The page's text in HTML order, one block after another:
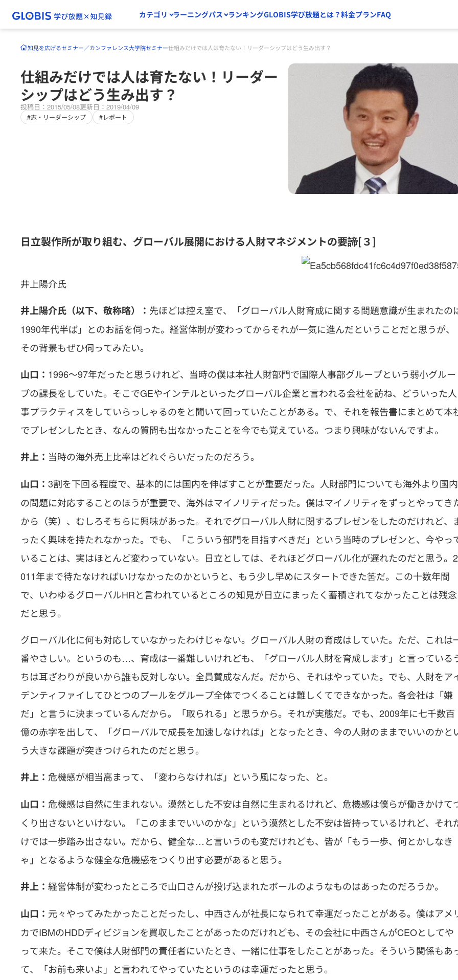
カテゴリ ラーニングパス ランキングGLOBIS学び放題とは？料金プランFAQ
知見を広げるセミナー／カンファレンス大学院セミナー仕組みだけでは人は育たない！リーダーシップはどう生み出す？
仕組みだけでは人は育たない！リーダー
シップはどう生み出す？
投稿日：2015/05/08更新日：2019/04/09
#志・リーダーシップ #レポート
日立製作所が取り組む、グローバル展開における人財マネジメントの要諦[３]
井上陽介氏
井上陽介氏（以下、敬称略）： 先ほどは控え室で、「グローバル人財育成に関する問題意識が生まれたの
1990年代半ば」とのお話を伺った。経営体制が変わってからそれが一気に進んだということだと思うが、
その背景もぜひ伺ってみたい。
山口： 1996～97年だったと思うけれど、当時の僕は本社人財部門で国際人事部グループという弱小グルー
プの課長をしていた。そこでGEやインテルといったグローバル企業と言われる会社を訪ね、どういった人
事プラクティスをしていらっしゃるのをと聞いて回っていたことがある。で、それを報告書にまとめて本
でプレゼンしたとき、なんの質問も出なかったことを今でも覚えている。つまり興味がないんですよ。
井上： 当時の海外売上比率はどれぐらいだったのだろう。
山口： 3割を下回る程度で、基本的には国内を伸ばすことが重要だった。人財部門についても海外より国内
の問題に対応することのほうが重要で、海外はマイノリティだった。僕はマイノリティをずっとやってき
から（笑）、むしろそちらに興味があった。それでグローバル人財に関するプレゼンをしたのだけれど、
ったく興味を持たれなかった。でも、「こういう部門を目指すべきだ」という当時のプレゼンと、今やっ
いることは、実はほとんど変わっていない。日立としては、それほどグローバル化が遅れたのだと思う。2
011年まで待たなければいけなかったのかというと、もう少し早めにスタートできた筈だ。この十数年間
で、いわゆるグローバルHRと言われているところの知見が日立にまったく蓄積されてなかったことは残念
だと思う。
グローバル化に何も対応していなかったわけじゃない。グローバル人財の育成はしていた。ただ、これは
番やさしい。というのも…、育成は一番難しいけれども、「グローバル人財を育成します」と言っている
ちは耳ざわりが良いから誰も反対しない。全員賛成なんだ。だから、それはやっていた。でも、人財をア
デンティファイしてひとつのプールをグループ全体でつくることは難しくてできなかった。各会社は「嫌
だ」と言うに決まっているんだから。「取られる」と思うから。それが実態だ。でも、2009年に七千数百
億の赤字を出して、「グローバルで成長を加速しなければ」となったとき、今の人財のままでいいのかと
う大きな課題が突きつけられたのだと思う。
井上： 危機感が相当高まって、「変わらなければ」という風になった、と。
山口： 危機感は自然に生まれない。漠然とした不安は自然に生まれるけれど、危機感は僕らが働きかけて
くり出さないといけない。「このままでいいのかな」という漠然とした不安は皆持っているけれど、それ
けでは一歩踏み出さない。だから、健全な…と言いうのも変だけれども、皆が「もう一歩、何とかしなき
ゃ」となるような健全な危機感をつくり出す必要があると思う。
井上： 経営体制が変わったところで山口さんが投げ込まれたボールのようなものはあったのだろうか。
山口： 元々やってみたかったことだったし、中西さんが社長になられて幸運だったことがある。僕はアメ
カでIBMのHDDディビジョンを買収したことがあったのだけれども、その会社に中西さんがCEOとしてや
って来た。そこで僕は人財部門の責任者にいたとき、一緒に仕事をしたことがあった。そういう関係もあ
て、「お前も来いよ」と言われてやっていたというのは幸運だったと思う。